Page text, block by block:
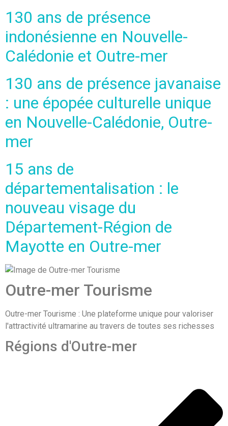
130 ans de présence
indonésienne en Nouvelle-
Calédonie et Outre-mer
130 ans de présence javanaise
: une épopée culturelle unique
en Nouvelle-Calédonie, Outre-
mer
15 ans de
départementalisation : le
nouveau visage du
Département-Région de
Mayotte en Outre-mer
Outre-mer Tourisme
Outre-mer Tourisme : Une plateforme unique pour valoriser
l'attractivité ultramarine au travers de toutes ses richesses
Régions d'Outre-mer